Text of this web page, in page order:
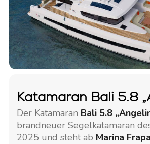
Katamaran Bali 5.8
Der Katamaran Bali 5.8
brandneuer Segelkatamaran
2025 und steht ab Marina